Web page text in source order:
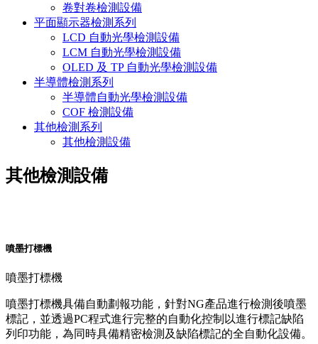
卷對卷檢測設備
平面顯示器檢測系列
LCD 自動光學檢測設備
LCM 自動光學檢測設備
OLED 及 TP 自動光學檢測設備
半導體檢測系列
半導體自動光學檢測設備
COF 檢測設備
其他檢測系列
其他檢測設備
其他檢測設備
噴墨打標機
噴墨打標機
噴墨打標機具備自動劃報功能，針對NG產品進行檢測後噴墨
標記，並透過PC程式進行完整的自動化控制以進行標記缺陷
列印功能，為同時具備精密檢測及缺陷標記的全自動化設備。